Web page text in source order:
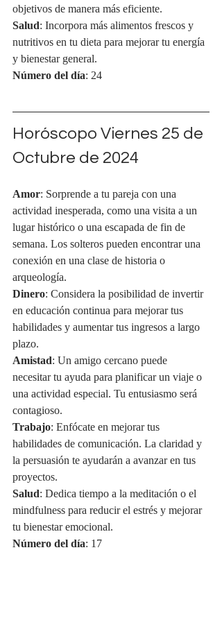
objetivos de manera más eficiente.
Salud: Incorpora más alimentos frescos y
nutritivos en tu dieta para mejorar tu energía
y bienestar general.
Número del día: 24
Horóscopo Viernes 25 de
Octubre de 2024
Amor: Sorprende a tu pareja con una
actividad inesperada, como una visita a un
lugar histórico o una escapada de fin de
semana. Los solteros pueden encontrar una
conexión en una clase de historia o
arqueología.
Dinero: Considera la posibilidad de invertir
en educación continua para mejorar tus
habilidades y aumentar tus ingresos a largo
plazo.
Amistad: Un amigo cercano puede
necesitar tu ayuda para planificar un viaje o
una actividad especial. Tu entusiasmo será
contagioso.
Trabajo: Enfócate en mejorar tus
habilidades de comunicación. La claridad y
la persuasión te ayudarán a avanzar en tus
proyectos.
Salud: Dedica tiempo a la meditación o el
mindfulness para reducir el estrés y mejorar
tu bienestar emocional.
Número del día: 17